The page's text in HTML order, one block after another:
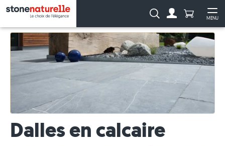
MENU
Recherche :Anzahl
Dalles en calcaire